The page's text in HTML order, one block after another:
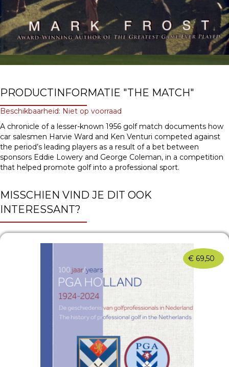
PRODUCTINFORMATIE "THE MATCH"
Beschikbaarheid: Niet op voorraad
A chronicle of a lesser-known 1956 golf match documents how
car salesmen Harvie Ward and Ken Venturi competed against
the period’s leading players as a result of a bet between
sponsors Eddie Lowery and George Coleman, in a competition
that helped promote golf into a professional sport.
MISSCHIEN VIND JE DIT OOK
INTERESSANT?
€ 69,50